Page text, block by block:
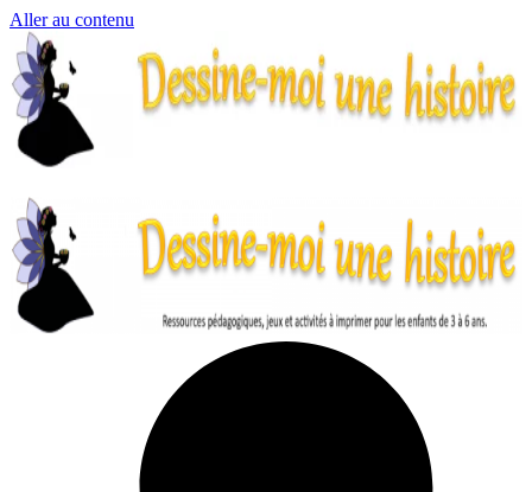
Aller au contenu